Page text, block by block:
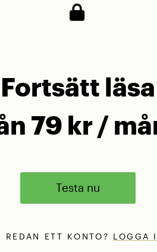
Fortsätt läsa
79 kr /
Testa nu
REDAN ETT KONTO? LOGGA